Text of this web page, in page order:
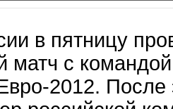
в пятницу
матч с
2012. После